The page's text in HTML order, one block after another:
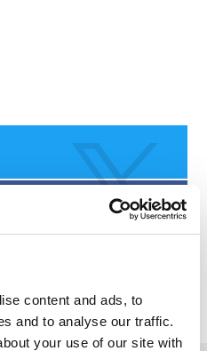
content and ads, to
and to analyse our traffic.
your use of our site with